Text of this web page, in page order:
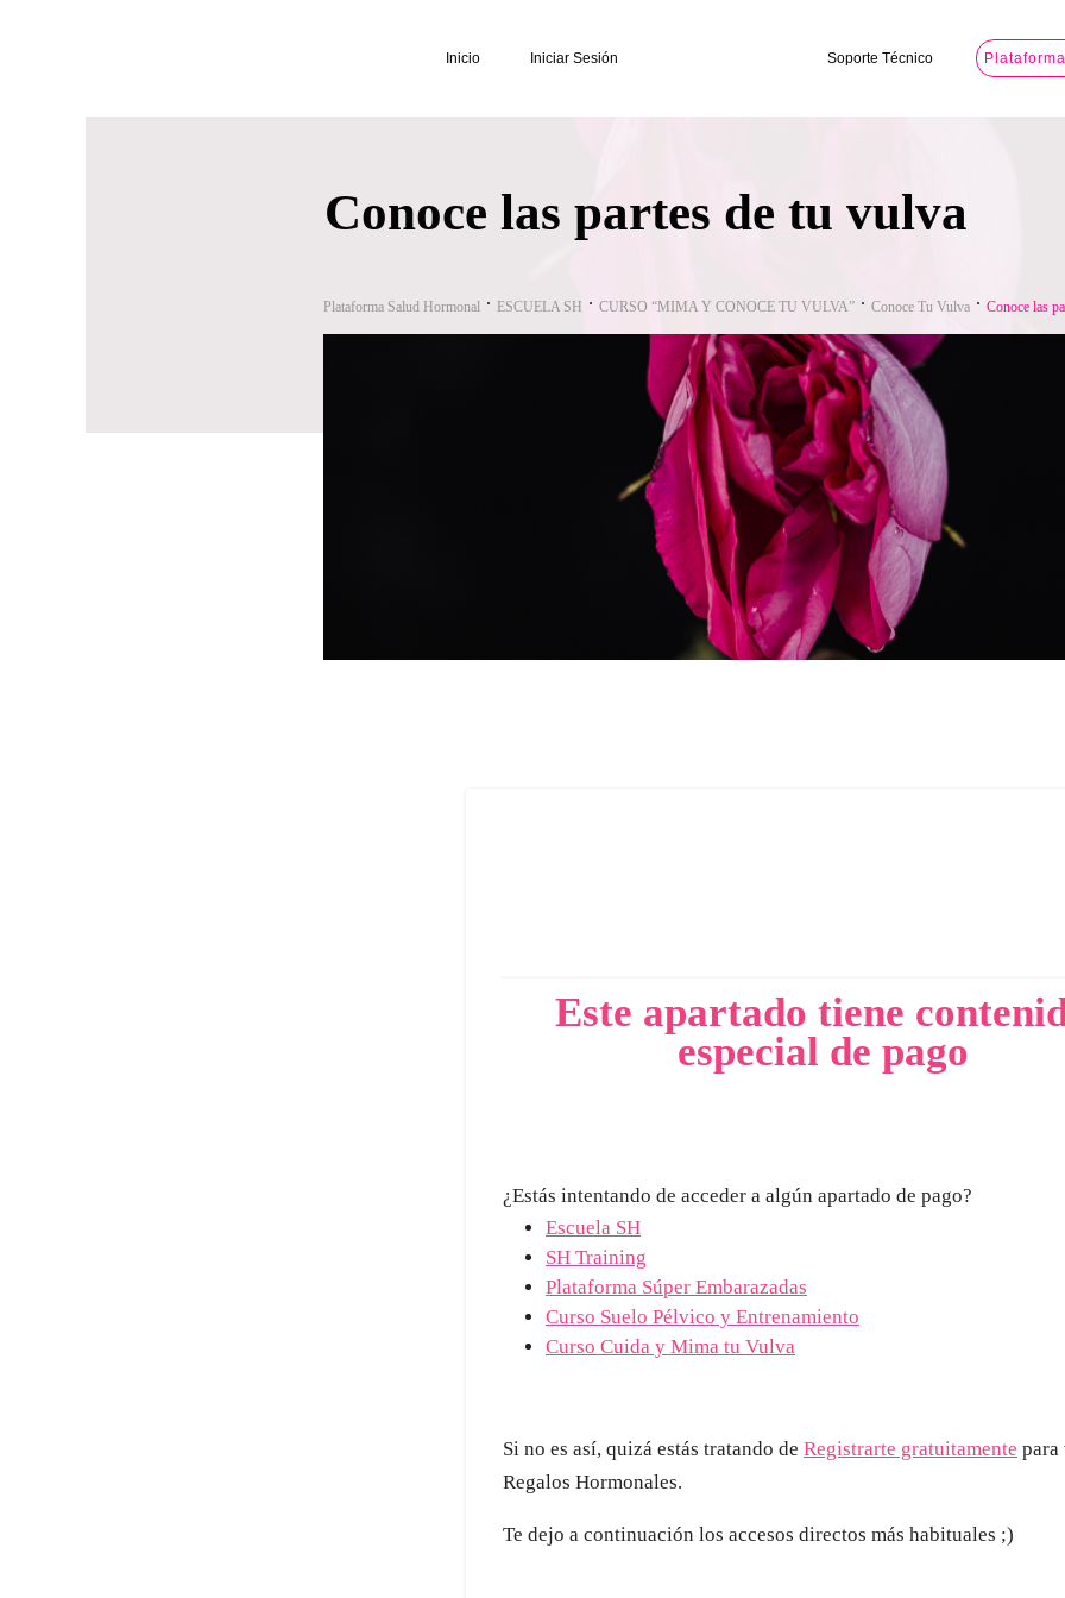
Inicio Iniciar Sesión Soporte Técnico
Conoce las partes de tu vulva
Plataforma Salud Hormonal ESCUELA SH CURSO “MIMA Y CONOCE TU VULVA” Conoce Tu Vulva Conoce las
Este apartado tiene
especial de pago
¿Estás intentando de acceder a algún apartado de pago?
Escuela SH
SH Training
Plataforma Súper Embarazadas
Curso Suelo Pélvico y Entrenamiento
Curso Cuida y Mima tu Vulva
Si no es así, quizá estás tratando de Registrarte gratuitamente para
Regalos Hormonales.
Te dejo a continuación los accesos directos más habituales ;)